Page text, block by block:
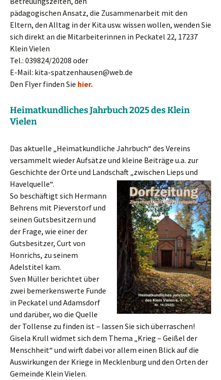
pädagogischen Ansatz, die Zusammenarbeit mit den
Eltern, den Alltag in der Kita usw. wissen wollen, wenden Sie
sich direkt an die Mitarbeiterinnen in Peckatel 22, 17237
Klein Vielen
Tel.: 039824/20208 oder
E-Mail: kita-spatzenhausen@web.de
Den Flyer finden Sie hier.
Heimatkundliches Jahrbuch 2025 des Klein
Vielen
Das aktuelle „Heimatkundliche Jahrbuch“ des Vereins
versammelt wieder Aufsätze und kleine Beiträge u.a. zur
Geschichte der Orte und Landschaft „zwischen Lieps und
Havelquelle“.
So beschäftigt sich Hermann
Behrens mit Pieverstorf und
seinen Gutsbesitzern und
der Frage, wie einer der
Gutsbesitzer, Curt von
Honrichs, zu seinem
Adelstitel kam.
Sven Müller berichtet über
zwei bemerkenswerte Funde
in Peckatel und Adamsdorf
und darüber, wo die Quelle
der Tollense zu finden ist – lassen Sie sich überraschen!
Gisela Krull widmet sich dem Thema „Krieg – Geißel der
Menschheit“ und wirft dabei vor allem einen Blick auf die
Auswirkungen der Kriege in Mecklenburg und den Orten der
Gemeinde Klein Vielen.